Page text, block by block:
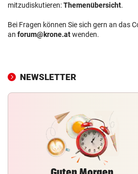
mitzudiskutieren:Themenübersicht.
Bei Fragen können Sie sich gern an das
an forum@krone.atwenden.
NEWSLETTER